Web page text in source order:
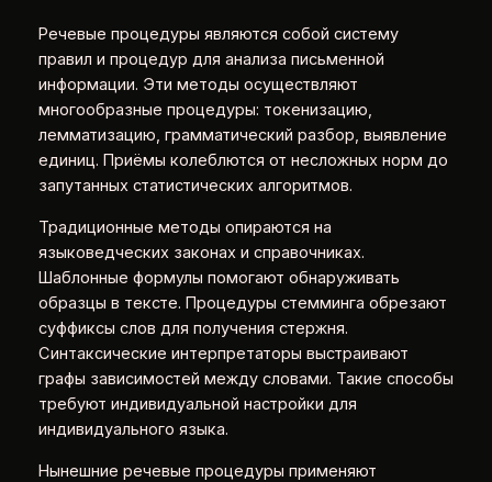
Речевые процедуры являются собой систему
правил и процедур для анализа письменной
информации. Эти методы осуществляют
многообразные процедуры: токенизацию,
лемматизацию, грамматический разбор, выявление
единиц. Приёмы колеблются от несложных норм до
запутанных статистических алгоритмов.
Традиционные методы опираются на
языковедческих законах и справочниках.
Шаблонные формулы помогают обнаруживать
образцы в тексте. Процедуры стемминга обрезают
суффиксы слов для получения стержня.
Синтаксические интерпретаторы выстраивают
графы зависимостей между словами. Такие способы
требуют индивидуальной настройки для
индивидуального языка.
Нынешние речевые процедуры применяют